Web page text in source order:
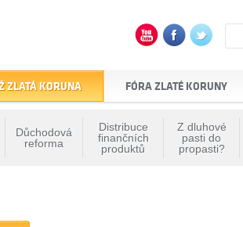
ZLATÁ KORUNA FÓRA ZLATÉ KORUNY
Důchodová
reforma
Distribuce
finančních
produktů
Z dluhové
pasti do
propasti?